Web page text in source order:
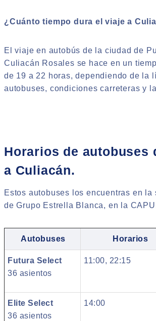
¿Cuánto tiempo dura el viaje a
El viaje en autobús de la ciudad de
Culiacán Rosales se hace en un
de 19 a 22 horas, dependiendo de la
autobuses, condiciones carreteras y
Horarios de autobuses
a Culiacán.
Estos autobuses los encuentras en la
de Grupo Estrella Blanca, en la
Autobuses Horarios
Futura Select
36 asientos
11:00, 22:15
Elite Select
36 asientos
14:00